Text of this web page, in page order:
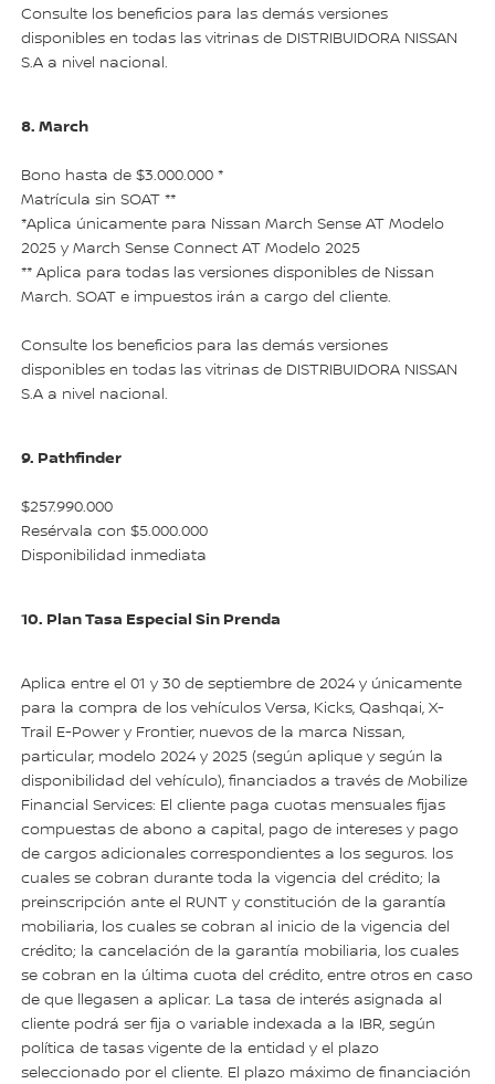
Consulte los beneficios para las demás versiones
disponibles en todas las vitrinas de DISTRIBUIDORA NISSAN
S.A a nivel nacional.
8. March
Bono hasta de $3.000.000 *
Matrícula sin SOAT **
*Aplica únicamente para Nissan March Sense AT Modelo
2025 y March Sense Connect AT Modelo 2025
** Aplica para todas las versiones disponibles de Nissan
March. SOAT e impuestos irán a cargo del cliente.
Consulte los beneficios para las demás versiones
disponibles en todas las vitrinas de DISTRIBUIDORA NISSAN
S.A a nivel nacional.
9. Pathfinder
$257.990.000
Resérvala con $5.000.000
Disponibilidad inmediata
10. Plan Tasa Especial Sin Prenda
Aplica entre el 01 y 30 de septiembre de 2024 y únicamente
para la compra de los vehículos Versa, Kicks, Qashqai, X-
Trail E-Power y Frontier, nuevos de la marca Nissan,
particular, modelo 2024 y 2025 (según aplique y según la
disponibilidad del vehículo), financiados a través de Mobilize
Financial Services: El cliente paga cuotas mensuales fijas
compuestas de abono a capital, pago de intereses y pago
de cargos adicionales correspondientes a los seguros. los
cuales se cobran durante toda la vigencia del crédito; la
preinscripción ante el RUNT y constitución de la garantía
mobiliaria, los cuales se cobran al inicio de la vigencia del
crédito; la cancelación de la garantía mobiliaria, los cuales
se cobran en la última cuota del crédito, entre otros en caso
de que llegasen a aplicar. La tasa de interés asignada al
cliente podrá ser fija o variable indexada a la IBR, según
política de tasas vigente de la entidad y el plazo
seleccionado por el cliente. El plazo máximo de financiación